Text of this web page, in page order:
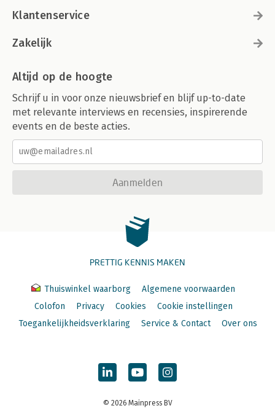
Klantenservice
Zakelijk
Altijd op de hoogte
Schrijf u in voor onze nieuwsbrief en blijf up-to-date
met relevante interviews en recensies, inspirerende
events en de beste acties.
Aanmelden
PRETTIG KENNIS MAKEN
Thuiswinkel waarborg
Algemene voorwaarden
Colofon
Privacy Cookies
Cookie instellingen
Toegankelijkheidsverklaring
Service & Contact Over ons
© 2026 Mainpress BV